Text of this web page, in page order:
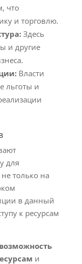
что
и торговлю.
Здесь
и другие
Власти
льготы и
для
только на
в данный
к ресурсам
и